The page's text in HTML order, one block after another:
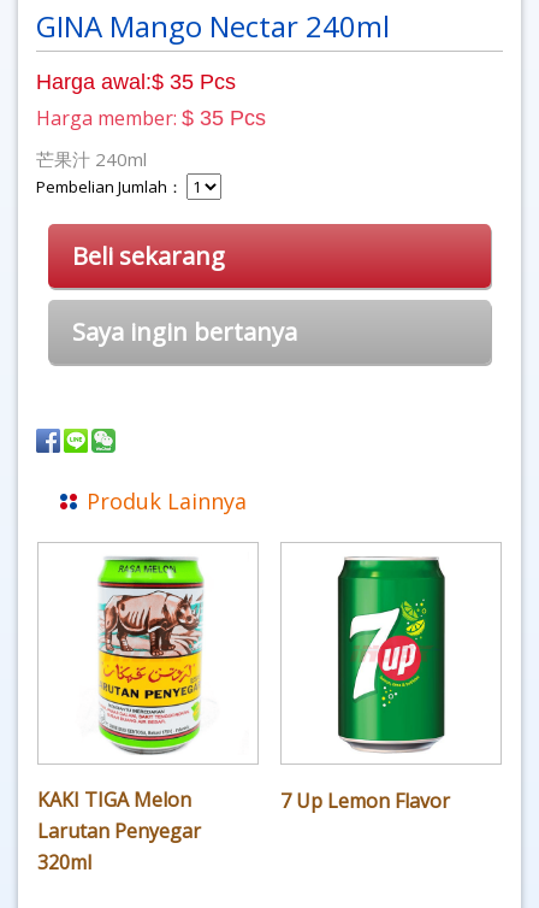
GINA Mango Nectar 240ml
Harga awal:$ 35 Pcs
Harga member: $ 35 Pcs
芒果汁 240ml
Pembelian Jumlah：
Beli sekarang
Saya ingin bertanya
Produk Lainnya
KAKI TIGA Melon
Larutan Penyegar
320ml
7 Up Lemon Flavor